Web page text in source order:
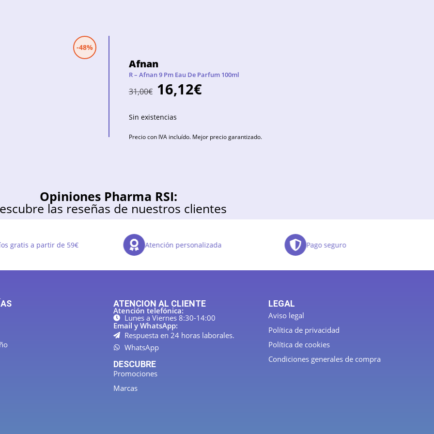
-48%
Afnan
R – Afnan 9 Pm Eau De Parfum 100ml
31,00€ 16,12€
Sin existencias
Precio con IVA incluído. Mejor precio garantizado.
Opiniones Pharma RSI:
las reseñas de nuestros clientes
gratis a partir de 59€ Atención personalizada Pago seguro
ATENCION AL CLIENTE
Atención telefónica:
Lunes a Viernes 8:30-14:00
Email y WhatsApp:
Respuesta en 24 horas laborales.
WhatsApp
DESCUBRE
Promociones
Marcas
LEGAL
Aviso legal
Política de privacidad
Política de cookies
Condiciones generales de compra